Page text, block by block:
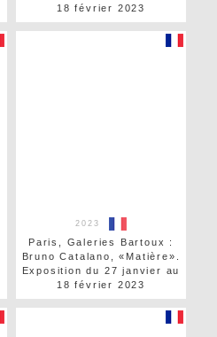
18 février 2023
2023
Paris, Galeries Bartoux :
Bruno Catalano, «Matière».
Exposition du 27 janvier au
18 février 2023